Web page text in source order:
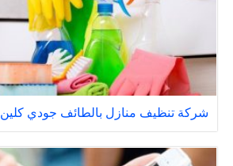
شركة تنظيف منازل بالطائف جودي كلين